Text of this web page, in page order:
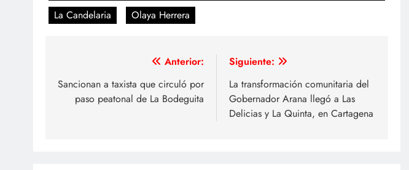
La Candelaria
Olaya Herrera
de
entradas
Anterior:
Sancionan a taxista que circuló por
paso peatonal de La Bodeguita
Siguiente:
La transformación comunitaria del
Gobernador Arana llegó a Las
Delicias y La Quinta, en Cartagena